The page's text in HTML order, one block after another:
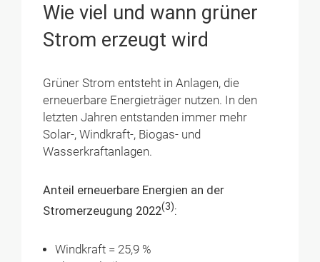
Wie viel und wann grüner
Strom erzeugt wird
Grüner Strom entsteht in Anlagen, die
erneuerbare Energieträger nutzen. In den
letzten Jahren entstanden immer mehr
Solar-, Windkraft-, Biogas- und
Wasserkraftanlagen.
Anteil erneuerbare Energien an der
Stromerzeugung 2022(3):
Windkraft = 25,9 %